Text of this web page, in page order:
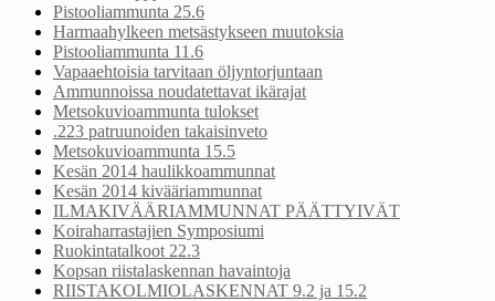
Pistooliammunta 25.6
Harmaahylkeen metsästykseen muutoksia
Pistooliammunta 11.6
Vapaaehtoisia tarvitaan öljyntorjuntaan
Ammunnoissa noudatettavat ikärajat
Metsokuvioammunta tulokset
.223 patruunoiden takaisinveto
Metsokuvioammunta 15.5
Kesän 2014 haulikkoammunnat
Kesän 2014 kivääriammunnat
ILMAKIVÄÄRIAMMUNNAT PÄÄTTYIVÄT
Koiraharrastajien Symposiumi
Ruokintatalkoot 22.3
Kopsan riistalaskennan havaintoja
RIISTAKOLMIOLASKENNAT 9.2 ja 15.2